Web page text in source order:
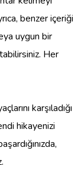
benzer içeriği
uygun bir
Her
karşıladığı
hikayenizi